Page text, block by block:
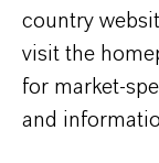
stehen für
unseres
Kunden.
country
visit the
for market-
and